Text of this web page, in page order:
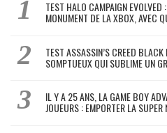
TEST HALO CAMPAIGN
MONUMENT DE LA XBOX, AVEC
TEST ASSASSIN’S CREED
SOMPTUEUX QUI SUBLIME UN
IL Y A 25 ANS, LA GAME BOY
JOUEURS : EMPORTER LA